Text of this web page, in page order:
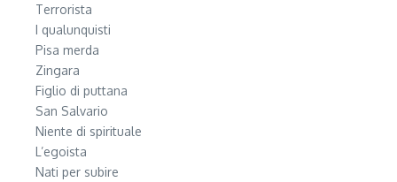
Terrorista
I qualunquisti
Pisa merda
Zingara
Figlio di puttana
San Salvario
Niente di spirituale
L’egoista
Nati per subire